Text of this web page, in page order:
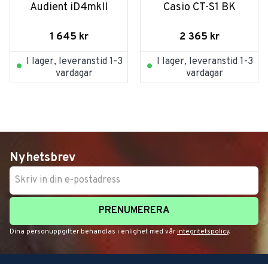
Audient iD4mkII
1 645 kr
I lager, leveranstid 1-3
vardagar
Casio CT-S1 BK
2 365 kr
I lager, leveranstid 1-3
vardagar
Nyhetsbrev
PRENUMERERA
Dina personuppgifter behandlas i enlighet med vår integritetspolicy.